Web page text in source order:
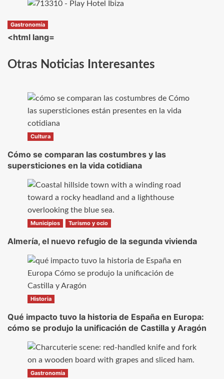
Gastronomía
<html lang=
Otras Noticias Interesantes
Cultura
Cómo se comparan las costumbres y las
supersticiones en la vida cotidiana
Municipios Turismo y ocio
Almería, el nuevo refugio de la segunda vivienda
Historia
Qué impacto tuvo la historia de España en Europa:
cómo se produjo la unificación de Castilla y Aragón
Gastronomía